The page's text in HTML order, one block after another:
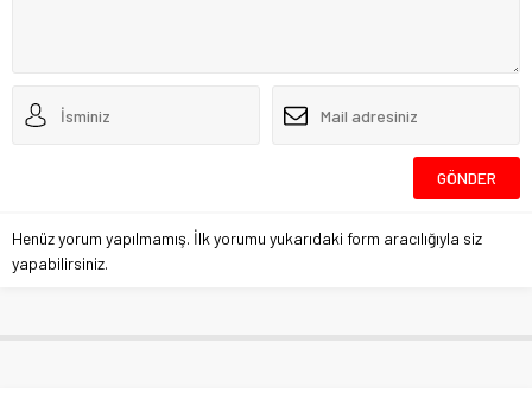
Henüz yorum yapılmamış. İlk yorumu yukarıdaki form aracılığıyla siz
yapabilirsiniz.